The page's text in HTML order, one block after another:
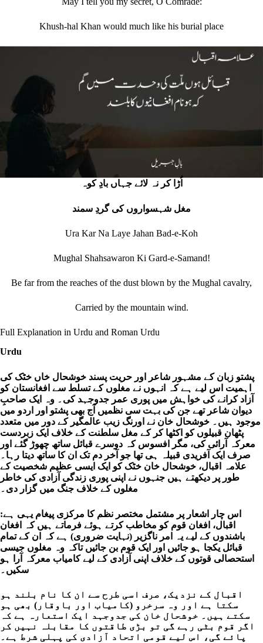
Khush‐hal Khan would much like his burial place
اُڑا کر نہ لائے جہاں بادِ کوہ
مغل شہسواروں کی گردِ سمند
Ura Kar Na Laye Jahan Bad-e-Koh
Mughal Shahsawaron Ki Gard-e-Samand!
Be far from the reaches of the dust blown by the Mughal cavalry,
Carried by the mountain wind.
Full Explanation in Urdu and Roman Urdu
Urdu
پشتو زبان کے مشہور شاعر اور حریت پسند خوشحال خاں خٹک کی
اہمیت اس لیے ہے کہ انہوں نے مغلوں کے تسلط سے افغانستان کو
آزاد کرانے کی خواہش میں پوری عمر جدوجہد کی۔ وہ ایک صاحبِ
دیوان شاعر تھے جن کی بہت سی نظمیں آج بھی پشتو اور اردو میں
موجود ہیں۔ خوشحال خان نے اورنگ زیب عالمگیر کے دور میں متعدد
پٹھان قبیلوں کو اکٹھا کر کے مغل سلطنت کے خلاف ایک زبردست
معرکہ آرائی کی، مگر افسوس کہ دوسرے قبائل ساتھ چھوڑ گئے اور
صرف ایک آفریدی قبیلہ ہی تھا جو آخر دم تک ان کا ساتھ دیتا رہا۔
علامہ اقبال، خوشحال خان خٹک کو ایک ایسی عظیم شخصیت کے
طور پر دیکھتے ہیں جنہوں نے اپنی پوری زندگی آزادی کی خاطر
مغلوں کے خلاف جنگ میں گزار دی۔
اس چار اشعار پر مشتمل مختصر نظم کا مرکزی پیغام یہی ہے:
اقبال، افغان قوم کو مخاطب کرتے ہوئے فرماتے ہیں کہ افغان
باشندوں کے لیے یہ امر ناگزیر (نہایت ضروری) ہے کہ ان کے تمام
قبائل یکجا ہو جائیں اور ایک قوم بن جائیں تاکہ وہ مغلوں جیسی
استحصالی قوتوں کے خلاف اپنی آزادی کے لیے کامیاب معرکہ آرا ہو
سکیں۔
اقبال کے نزدیک، صرف اسی طرح سے ان کا نام بلند ہو
سکتا ہے اور وہ سرخرو (کامیاب اور باوقار) بھی ہو
سکتے ہیں۔ خوشحال خان کی جدوجہد ایک استعارہ ہے کہ
اگر قوم بٹی رہے گی تو بڑی طاقتوں کا مقابلہ نہیں کر
پائے گی، اس لیے قومی اتحاد آزادی کی پہلی شرط ہے۔